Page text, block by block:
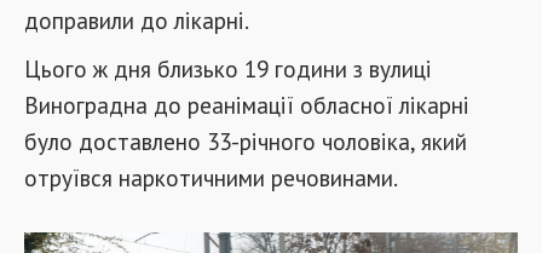
доправили до лікарні.
Цього ж дня близько 19 години з вулиці
Виноградна до реанімації обласної лікарні
було доставлено 33-річного чоловіка, який
отруївся наркотичними речовинами.